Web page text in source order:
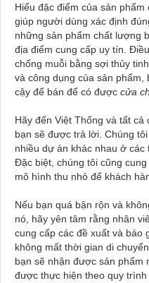
Hiểu đặc điểm của sản
giúp người dùng xác định
những sản phẩm chất lượng
địa điểm cung cấp uy tín.
chống muỗi bằng sợi thủy
và công dụng của sản
cậy để bán để có được cửa
Hãy đến Việt Thống và tất
bạn sẽ được trả lời. Chúng
nhiều dự án khác nhau ở các
Đặc biệt, chúng tôi cũng
mô hình thu nhỏ để khách
Nếu bạn quá bận rộn và
nó, hãy yên tâm rằng nhân
cung cấp các đề xuất và báo
không mất thời gian di
bạn sẽ nhận được sản phẩm
được thực hiện theo quy